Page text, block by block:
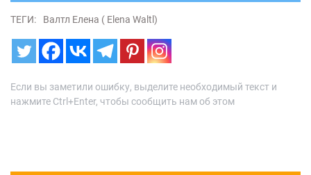
ТЕГИ: Валтл Елена ( Elena Waltl)
Если вы заметили ошибку, выделите необходимый текст и
нажмите Ctrl+Enter, чтобы сообщить нам об этом